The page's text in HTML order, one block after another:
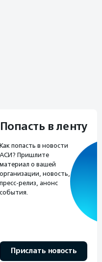
Попасть в ленту
Как попасть в новости
АСИ? Пришлите
материал о вашей
организации, новость,
пресс-релиз, анонс
события.
Прислать новость